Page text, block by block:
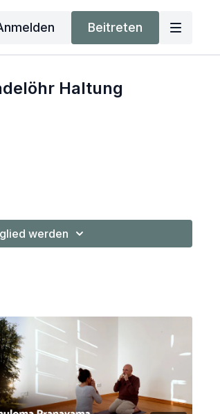
Beitreten
Haltung
werden